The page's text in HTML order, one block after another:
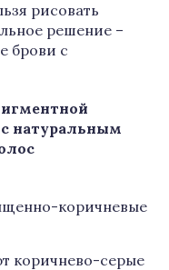
рисовать
решение –
брови с
натуральным
коричневые
коричнево-серые